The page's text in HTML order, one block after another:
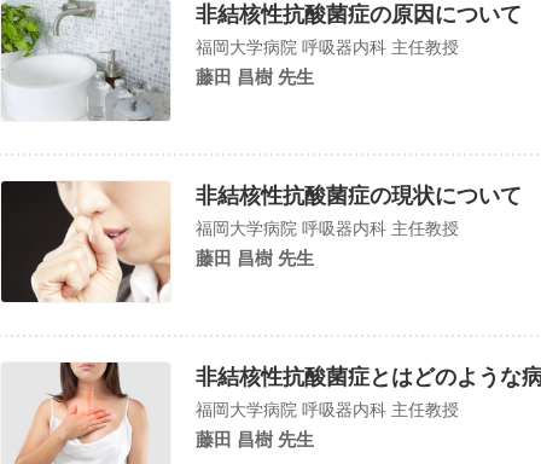
非結核性抗酸菌症の原因について
福岡大学病院 呼吸器内科 主任教授
藤田 昌樹 先生
非結核性抗酸菌症の現状について
福岡大学病院 呼吸器内科 主任教授
藤田 昌樹 先生
非結核性抗酸菌症とはどのような
福岡大学病院 呼吸器内科 主任教授
藤田 昌樹 先生